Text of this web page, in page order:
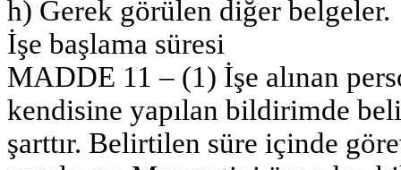
h) Gerek görülen diğer belgeler.
İşe başlama süresi
MADDE 11 – (1) İşe alınan
kendisine yapılan bildirimde
şarttır. Belirtilen süre içinde